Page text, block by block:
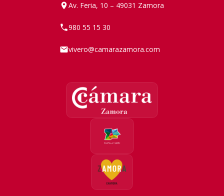
Av. Feria, 10 – 49031 Zamora
980 55 15 30
vivero@camarazamora.com